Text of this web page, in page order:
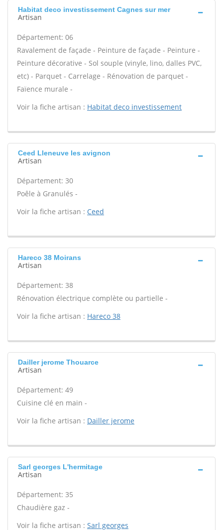
Habitat deco investissement Cagnes sur mer
Artisan
Département: 06
Ravalement de façade - Peinture de façade - Peinture -
Peinture décorative - Sol souple (vinyle, lino, dalles PVC,
etc) - Parquet - Carrelage - Rénovation de parquet -
Faïence murale -
Voir la fiche artisan : Habitat deco investissement
Ceed Lleneuve les avignon
Artisan
Département: 30
Poêle à Granulés -
Voir la fiche artisan : Ceed
Hareco 38 Moirans
Artisan
Département: 38
Rénovation électrique complète ou partielle -
Voir la fiche artisan : Hareco 38
Dailler jerome Thouarce
Artisan
Département: 49
Cuisine clé en main -
Voir la fiche artisan : Dailler jerome
Sarl georges L'hermitage
Artisan
Département: 35
Chaudière gaz -
Voir la fiche artisan : Sarl georges